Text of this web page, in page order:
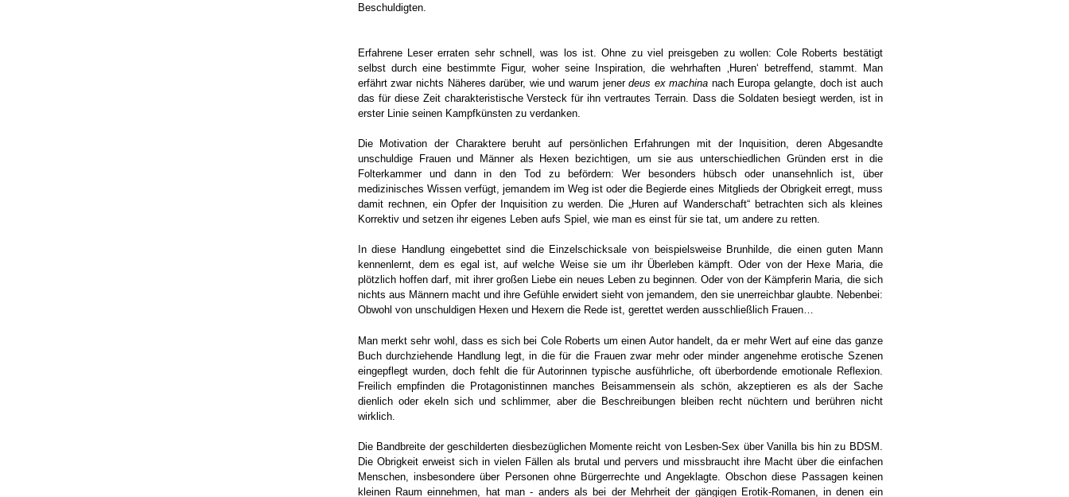
Beschuldigten.
Erfahrene Leser erraten sehr schnell, was los ist. Ohne zu viel preisgeben zu wollen: Cole Roberts bestätigt
selbst durch eine bestimmte Figur, woher seine Inspiration, die wehrhaften ‚Huren‘ betreffend, stammt. Man
erfährt zwar nichts Näheres darüber, wie und warum jenerdeus ex machina nach Europa gelangte, doch ist auch
das für diese Zeit charakteristische Versteck für ihn vertrautes Terrain. Dass die Soldaten besiegt werden, ist in
erster Linie seinen Kampfkünsten zu verdanken.
Die Motivation der Charaktere beruht auf persönlichen Erfahrungen mit der Inquisition, deren Abgesandte
unschuldige Frauen und Männer als Hexen bezichtigen, um sie aus unterschiedlichen Gründen erst in die
Folterkammer und dann in den Tod zu befördern: Wer besonders hübsch oder unansehnlich ist, über
medizinisches Wissen verfügt, jemandem im Weg ist oder die Begierde eines Mitglieds der Obrigkeit erregt, muss
damit rechnen, ein Opfer der Inquisition zu werden. Die „Huren auf Wanderschaft“ betrachten sich als kleines
Korrektiv und setzen ihr eigenes Leben aufs Spiel, wie man es einst für sie tat, um andere zu retten.
In diese Handlung eingebettet sind die Einzelschicksale von beispielsweise Brunhilde, die einen guten Mann
kennenlernt, dem es egal ist, auf welche Weise sie um ihr Überleben kämpft. Oder von der Hexe Maria, die
plötzlich hoffen darf, mit ihrer großen Liebe ein neues Leben zu beginnen. Oder von der Kämpferin Maria, die sich
nichts aus Männern macht und ihre Gefühle erwidert sieht von jemandem, den sie unerreichbar glaubte. Nebenbei:
Obwohl von unschuldigen Hexen und Hexern die Rede ist, gerettet werden ausschließlich Frauen…
Man merkt sehr wohl, dass es sich bei Cole Roberts um einen Autor handelt, da er mehr Wert auf eine das ganze
Buch durchziehende Handlung legt, in die für die Frauen zwar mehr oder minder angenehme erotische Szenen
eingepflegt wurden, doch fehlt die für Autorinnen typische ausführliche, oft überbordende emotionale Reflexion.
Freilich empfinden die Protagonistinnen manches Beisammensein als schön, akzeptieren es als der Sache
dienlich oder ekeln sich und schlimmer, aber die Beschreibungen bleiben recht nüchtern und berühren nicht
wirklich.
Die Bandbreite der geschilderten diesbezüglichen Momente reicht von Lesben-Sex über Vanilla bis hin zu BDSM.
Die Obrigkeit erweist sich in vielen Fällen als brutal und pervers und missbraucht ihre Macht über die einfachen
Menschen, insbesondere über Personen ohne Bürgerrechte und Angeklagte. Obschon diese Passagen keinen
kleinen Raum einnehmen, hat man - anders als bei der Mehrheit der gängigen Erotik-Romanen, in denen ein